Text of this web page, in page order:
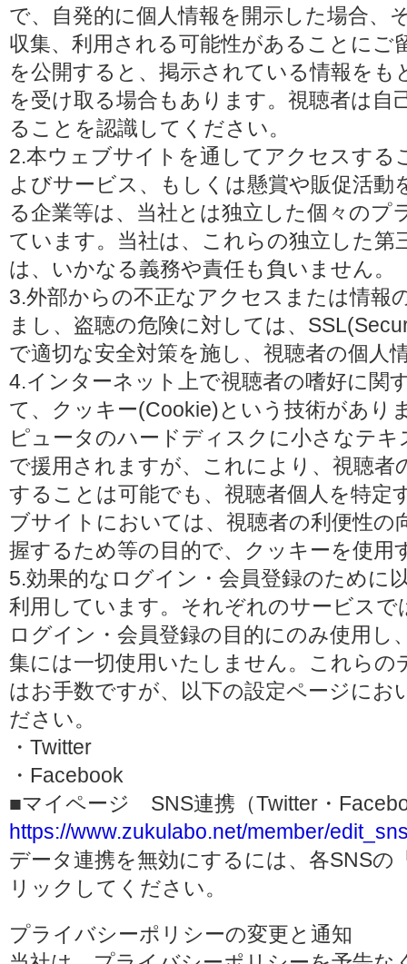
で、自発的に個人情報を開示した場合、
収集、利用される可能性があることに
を公開すると、掲示されている情報を
を受け取る場合もあります。視聴者は自
ることを認識してください。
2.本ウェブサイトを通してアクセスする
よびサービス、もしくは懸賞や販促活動
る企業等は、当社とは独立した個々のプ
ています。当社は、これらの独立した第
は、いかなる義務や責任も負いません。
3.外部からの不正なアクセスまたは情報
まし、盗聴の危険に対しては、
で適切な安全対策を施し、視聴者の個人
4.インターネット上で視聴者の嗜好に関
て、クッキー(Cookie)という技術があり
ピュータのハードディスクに小さなテ
で援用されますが、これにより、視聴
することは可能でも、視聴者個人を特定
ブサイトにおいては、視聴者の利便性の
握するため等の目的で、クッキーを使用
5.効果的なログイン・会員登録のために
利用しています。それぞれのサービス
ログイン・会員登録の目的にのみ使用し
集には一切使用いたしません。これらの
はお手数ですが、以下の設定ページにお
ださい。
・Twitter
・Facebook
■マイページ SNS連携（Twitter・
https://www.zukulabo.net/member/
データ連携を無効にするには、各SNSの
リックしてください。
プライバシーポリシーの変更と通知